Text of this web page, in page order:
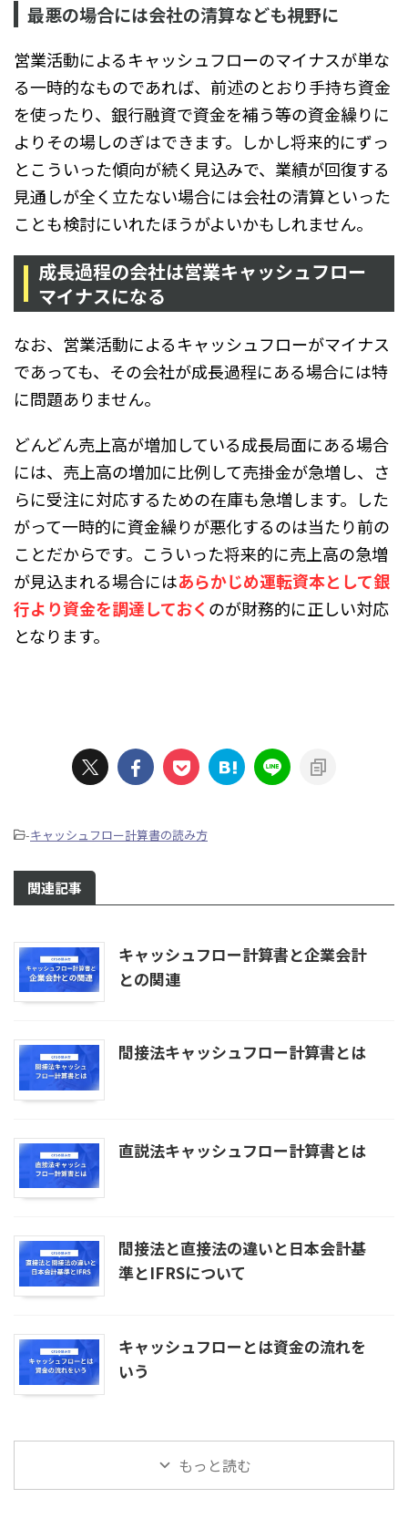
最悪の場合には会社の清算なども視野に
営業活動によるキャッシュフローのマイナスが単な
る一時的なものであれば、前述のとおり手持ち資金
を使ったり、銀行融資で資金を補う等の資金繰りに
よりその場しのぎはできます。しかし将来的にずっ
とこういった傾向が続く見込みで、業績が回復する
見通しが全く立たない場合には会社の清算といった
ことも検討にいれたほうがよいかもしれません。
成長過程の会社は営業キャッシュフロー
マイナスになる
なお、営業活動によるキャッシュフローがマイナス
であっても、その会社が成長過程にある場合には特
に問題ありません。
どんどん売上高が増加している成長局面にある場合
には、売上高の増加に比例して売掛金が急増し、さ
らに受注に対応するための在庫も急増します。した
がって一時的に資金繰りが悪化するのは当たり前の
ことだからです。こういった将来的に売上高の急増
が見込まれる場合にはあらかじめ運転資本として銀
行より資金を調達しておく のが財務的に正しい対応
となります。
-キャッシュフロー計算書の読み方
関連記事
キャッシュフロー計算書と企業会計
との関連
間接法キャッシュフロー計算書とは
直説法キャッシュフロー計算書とは
間接法と直接法の違いと日本会計基
準とIFRSについて
キャッシュフローとは資金の流れを
いう
もっと読む